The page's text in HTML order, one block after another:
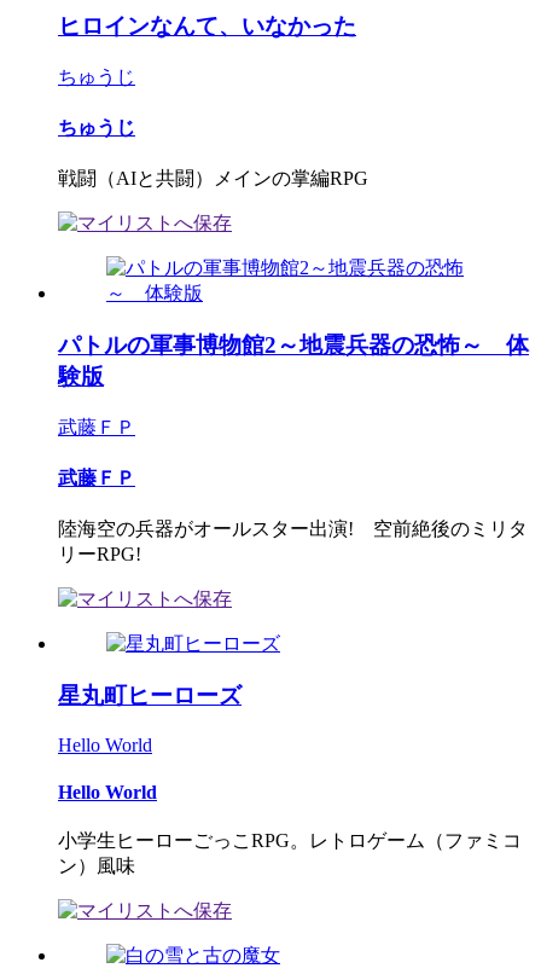
ヒロインなんて、いなかった
ちゅうじ
ちゅうじ
戦闘（AIと共闘）メインの掌編RPG
パトルの軍事博物館2～地震兵器の恐怖～ 体
験版
武藤ＦＰ
武藤ＦＰ
陸海空の兵器がオールスター出演! 空前絶後のミリタ
リーRPG!
星丸町ヒーローズ
Hello World
Hello World
小学生ヒーローごっこRPG。レトロゲーム（ファミコ
ン）風味